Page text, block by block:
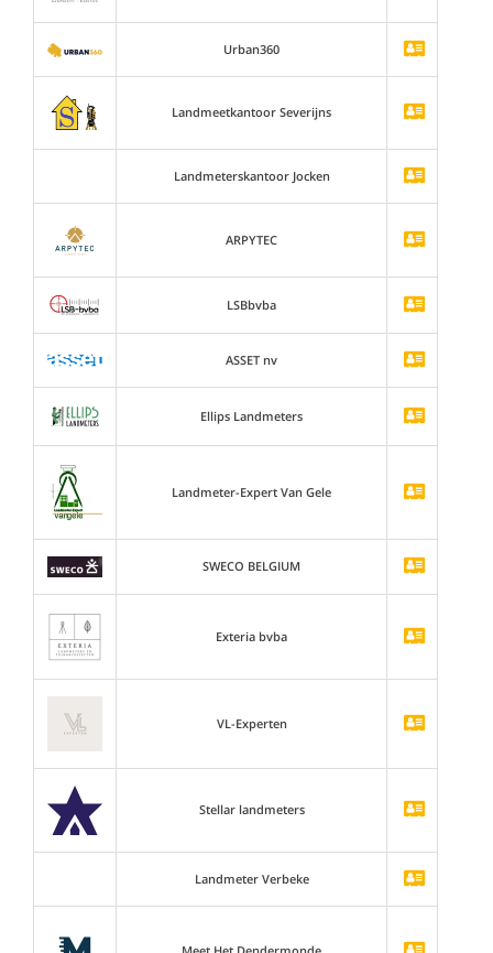
Urban360
Landmeetkantoor Severijns
Landmeterskantoor Jocken
ARPYTEC
LSBbvba
ASSET nv
Ellips Landmeters
Landmeter-Expert Van Gele
SWECO BELGIUM
Exteria bvba
VL-Experten
Stellar landmeters
Landmeter Verbeke